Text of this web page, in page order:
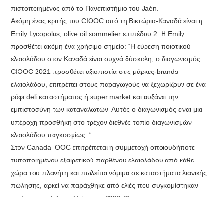
πιστοποιημένος από το Πανεπιστήμιο του Jaén.
Ακόμη ένας κριτής του CIOOC από τη Βικτώρια-Καναδά είναι η
Emily Lycopolus, olive oil sommelier επιπέδου 2. Η Emily
προσθέτει ακόμη ένα χρήσιμο σημείο: “Η εύρεση ποιοτικού
ελαιολάδου στον Καναδά είναι συχνά δύσκολη, ο διαγωνισμός
CIOOC 2021 προσθέτει αξιοπιστία στις μάρκες-brands
ελαιολάδου, επιτρέπει στους παραγωγούς να ξεχωρίζουν σε ένα
ράφι deli καταστήματος ή super market και αυξάνει την
εμπιστοσύνη των καταναλωτών. Αυτός ο διαγωνισμός είναι μια
υπέροχη προσθήκη στο τρέχον διεθνές τοπίο διαγωνισμών
ελαιολάδου παγκοσμίως. “
Στον Canada IOOC επιτρέπεται η συμμετοχή οποιουδήποτε
τυποποιημένου εξαιρετικού παρθένου ελαιολάδου από κάθε
χώρα του πλανήτη και πωλείται νόμιμα σε καταστήματα λιανικής
πώλησης, αρκεί να παράχθηκε από ελιές που συγκομίστηκαν